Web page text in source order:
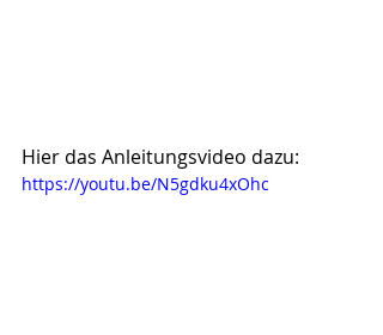
Hier das Anleitungsvideo dazu:
https://youtu.be/N5gdku4xOhc